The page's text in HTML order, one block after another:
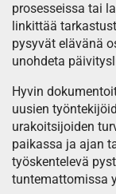
prosesseissa tai
linkittää
pysyvät elävänä
unohdeta
Hyvin
uusien
urakoitsijoiden
paikassa ja ajan
työskentelevä
tuntemattomissa